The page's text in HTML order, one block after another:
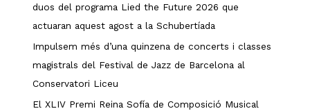
duos del programa Lied the Future 2026 que
actuaran aquest agost a la Schubertíada
Impulsem més d’una quinzena de concerts i classes
magistrals del Festival de Jazz de Barcelona al
Conservatori Liceu
El XLIV Premi Reina Sofía de Composició Musical